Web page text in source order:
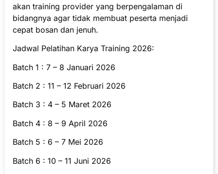
akan training provider yang berpengalaman di
bidangnya agar tidak membuat peserta menjadi
cepat bosan dan jenuh.
Jadwal Pelatihan Karya Training 2026:
Batch 1 : 7 – 8 Januari 2026
Batch 2 : 11 – 12 Februari 2026
Batch 3 : 4 – 5 Maret 2026
Batch 4 : 8 – 9 April 2026
Batch 5 : 6 – 7 Mei 2026
Batch 6 : 10 – 11 Juni 2026